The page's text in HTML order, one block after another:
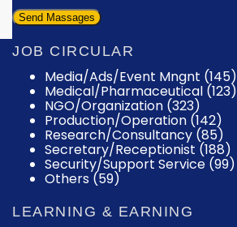
JOB CIRCULAR
Media/Ads/Event Mngnt (145)
Medical/Pharmaceutical (123)
NGO/Organization (323)
Production/Operation (142)
Research/Consultancy (85)
Secretary/Receptionist (188)
Security/Support Service (99)
Others (59)
LEARNING & EARNING